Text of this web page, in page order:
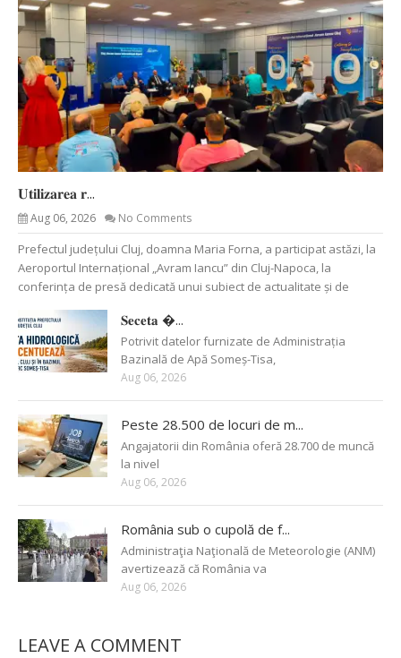
𝐔𝐭𝐢𝐥𝐢𝐳𝐚𝐫𝐞𝐚 𝐫...
Aug 06, 2026 No Comments
Prefectul județului Cluj, doamna Maria Forna, a participat astăzi, la
Aeroportul Internațional „Avram Iancu” din Cluj-Napoca, la
conferința de presă dedicată unui subiect de actualitate și de
𝐒𝐞𝐜𝐞𝐭𝐚 �...
Potrivit datelor furnizate de Administrația
Bazinală de Apă Someș-Tisa,
Aug 06, 2026
Peste 28.500 de locuri de m...
Angajatorii din România oferă 28.700 de muncă
la nivel
Aug 06, 2026
România sub o cupolă de f...
Administraţia Naţională de Meteorologie (ANM)
avertizează că România va
Aug 06, 2026
LEAVE A COMMENT